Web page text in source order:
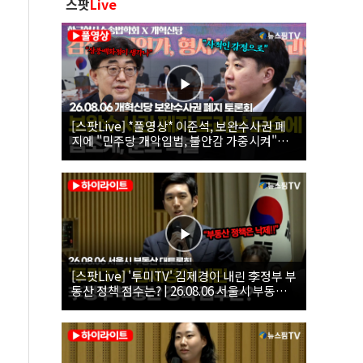
스팟Live
[스팟Live] *풀영상* 이준석, 보완수사권 폐
지에 "민주당 개악입법, 불안감 가중시켜"｜
26.08.06 개혁신당 보완수사권 폐지 토론회
[스팟Live] '투미TV' 김제경이 내린 李정부 부
동산 정책 점수는? | 26.08.06 서울시 부동산
대토론회